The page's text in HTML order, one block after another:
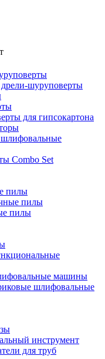
шуруповерты
для гипсокартона
Combo Set
пилы
пилы
пилы
машины
шлифовальные
инструмент
для труб